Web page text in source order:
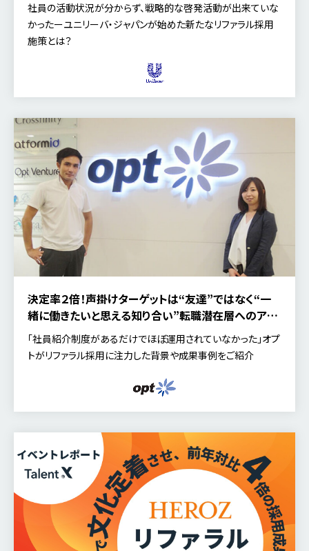
社員の活動状況が分からず、戦略的な啓発活動が出来ていな
かったーユニリーバ・ジャパンが始めた新たなリファラル採用
施策とは？
決定率２倍！声掛けターゲットは“友達”ではなく“一
緒に働きたいと思える知り合い”転職潜在層へのアプ
ローチを徹底したオプトのリファラル採用
「社員紹介制度があるだけでほぼ運用されていなかった」オプ
トがリファラル採用に注力した背景や成果事例をご紹介